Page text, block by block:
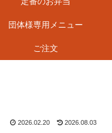
団体様専用メニュー
ご注文
2026.02.20 2026.08.03